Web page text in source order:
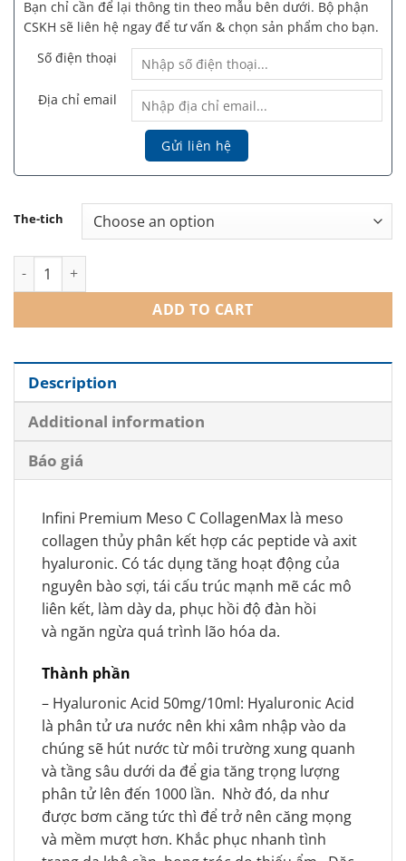
Bạn chỉ cần để lại thông tin theo mẫu bên dưới. Bộ phận
CSKH sẽ liên hệ ngay để tư vấn & chọn sản phẩm cho bạn.
Số điện thoại
Địa chỉ email
The-tich
Infini Premium Meso C CollagenMax - Meso Tái Sinh Da Đa
ADD TO CART
Description
Additional information
Báo giá
Infini Premium Meso C CollagenMax là meso
collagen thủy phân kết hợp các peptide và axit
hyaluronic. Có tác dụng tăng hoạt động của
nguyên bào sợi, tái cấu trúc mạnh mẽ các mô
liên kết, làm dày da, phục hồi độ đàn hồi
và ngăn ngừa quá trình lão hóa da.
Thành phần
– Hyaluronic Acid 50mg/10ml: Hyaluronic Acid
là phân tử ưa nước nên khi xâm nhập vào da
chúng sẽ hút nước từ môi trường xung quanh
và tầng sâu dưới da để gia tăng trọng lượng
phân tử lên đến 1000 lần. Nhờ đó, da như
được bơm căng tức thì để trở nên căng mọng
và mềm mượt hơn. Khắc phục nhanh tình